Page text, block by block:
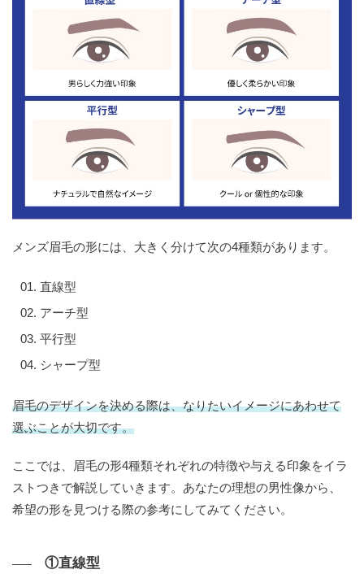
メンズ眉毛の形には、大きく分けて次の4種類があります。
直線型
アーチ型
平行型
シャープ型
眉毛のデザインを決める際は、なりたいイメージにあわせて
選ぶことが大切です。
ここでは、眉毛の形4種類それぞれの特徴や与える印象をイラ
ストつきで解説していきます。あなたの理想の男性像から、
希望の形を見つける際の参考にしてみてください。
①直線型